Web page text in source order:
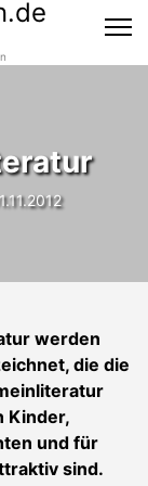
werden
die die
Kinder,
und für
sind.